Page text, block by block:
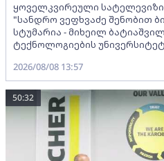
ყოველკვირეული
"სანდრო ვეფხვაძე შენობით
სტუმარია - მიხეილ
ტექნოლოგიების
2026/08/08 13:57
50:32